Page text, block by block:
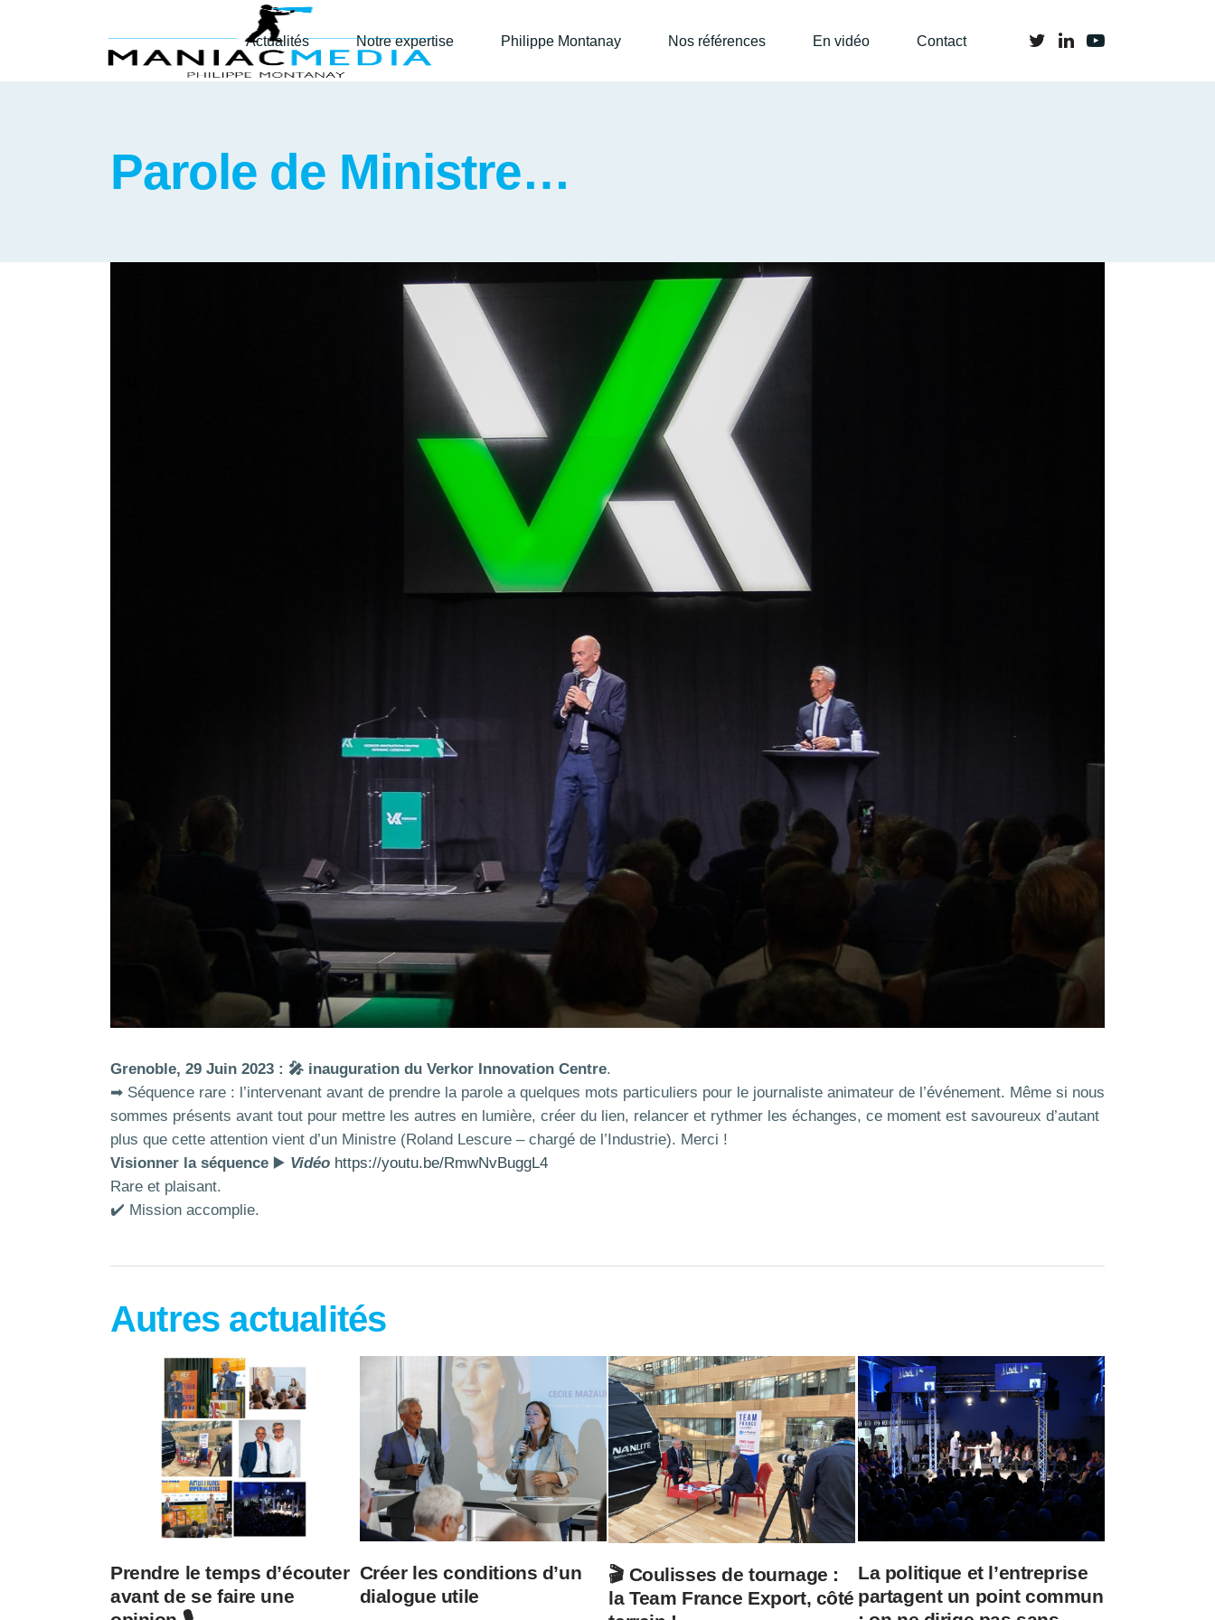
Actualités Notre expertise Philippe Montanay Nos références En vidéo Contact
Parole de Ministre…
Grenoble, 29 Juin 2023 : 🎤 inauguration du Verkor Innovation Centre.
➡ Séquence rare : l’intervenant avant de prendre la parole a quelques mots particuliers pour le journaliste animateur de l’événement. Même si nous
sommes présents avant tout pour mettre les autres en lumière, créer du lien, relancer et rythmer les échanges, ce moment est savoureux d’autant
plus que cette attention vient d’un Ministre (Roland Lescure – chargé de l’Industrie). Merci !
Visionner la séquence ▶️ Vidéo https://youtu.be/RmwNvBuggL4
Rare et plaisant.
✔️ Mission accomplie.
Autres actualités
Prendre le temps d’écouter
avant de se faire une
Créer les conditions d’un
dialogue utile
🎬 Coulisses de tournage :
la Team France Export, côté
La politique et l’entreprise
partagent un point commun